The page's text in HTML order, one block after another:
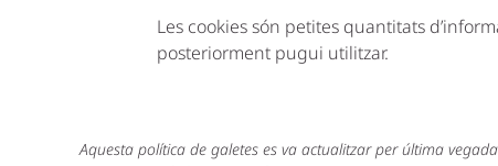
Les cookies són petites quantitats
posteriorment pugui utilitzar.
Aquesta política de galetes es va actualitzar per última